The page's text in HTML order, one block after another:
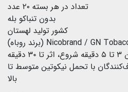
تعداد در هر بسته ۲۰ عدد
بدون تنباکو بله
کشور تولید لهستان
با تحمل نیکوتین متوسط تا
بالا